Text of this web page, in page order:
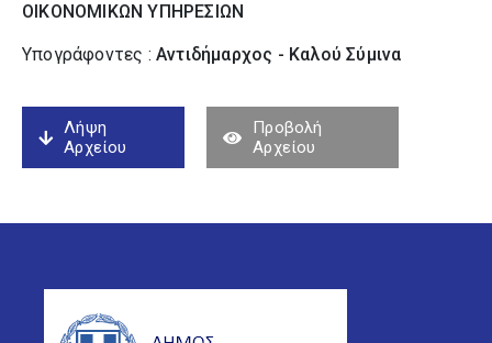
ΟΙΚΟΝΟΜΙΚΩΝ ΥΠΗΡΕΣΙΩΝ
Υπογράφοντες : Αντιδήμαρχος - Καλού Σύµινα
Λήψη
Αρχείου
Προβολή
Αρχείου